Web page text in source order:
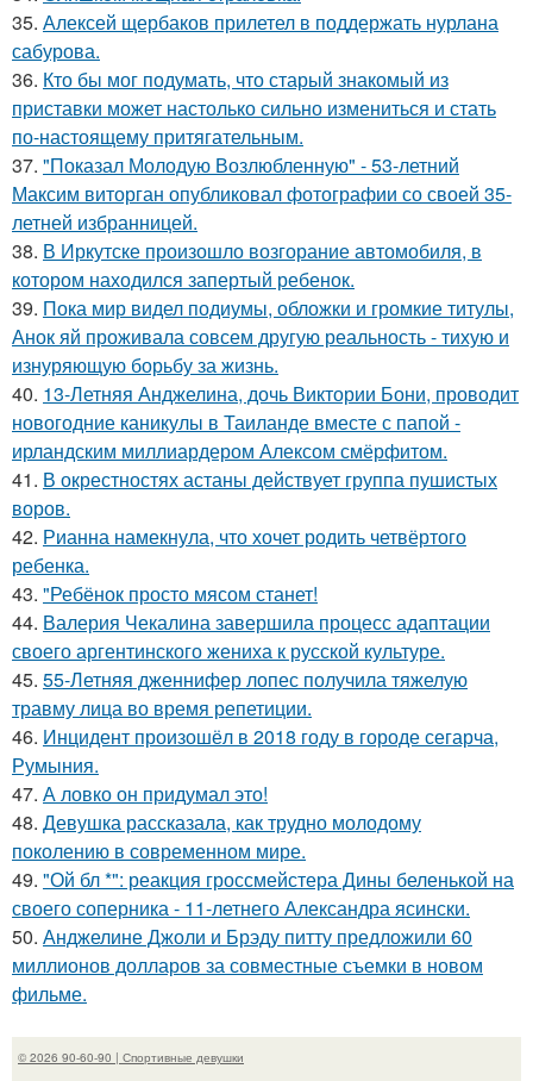
35. Алексей щербаков прилетел в поддержать нурлана
сабурова.
36. Кто бы мог подумать, что старый знакомый из
приставки может настолько сильно измениться и стать
по-настоящему притягательным.
37. "Показал Молодую Возлюбленную" - 53-летний
Максим виторган опубликовал фотографии со своей 35-
летней избранницей.
38. В Иркутске произошло возгорание автомобиля, в
котором находился запертый ребенок.
39. Пока мир видел подиумы, обложки и громкие титулы,
Анок яй проживала совсем другую реальность - тихую и
изнуряющую борьбу за жизнь.
40. 13-Летняя Анджелина, дочь Виктории Бони, проводит
новогодние каникулы в Таиланде вместе с папой -
ирландским миллиардером Алексом смёрфитом.
41. В окрестностях астаны действует группа пушистых
воров.
42. Рианна намекнула, что хочет родить четвёртого
ребенка.
43. "Ребёнок просто мясом станет!
44. Валерия Чекалина завершила процесс адаптации
своего аргентинского жениха к русской культуре.
45. 55-Летняя дженнифер лопес получила тяжелую
травму лица во время репетиции.
46. Инцидент произошёл в 2018 году в городе сегарча,
Румыния.
47. А ловко он придумал это!
48. Девушка рассказала, как трудно молодому
поколению в современном мире.
49. "Ой бл *": реакция гроссмейстера Дины беленькой на
своего соперника - 11-летнего Александра ясински.
50. Анджелине Джоли и Брэду питту предложили 60
миллионов долларов за совместные съемки в новом
фильме.
© 2026 90-60-90 | Спортивные девушки